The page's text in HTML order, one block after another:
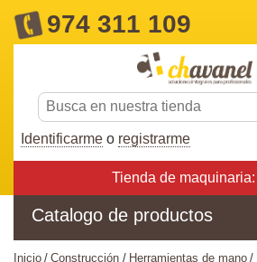
974 311 109
Identificarme o registrarme
Tienda de maquinaria:
Catalogo de productos
inicio construcción
herramientas de mano